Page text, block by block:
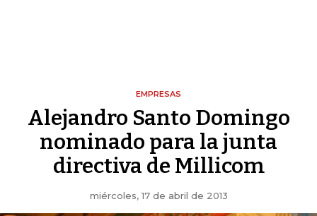
EMPRESAS
Alejandro Santo Domingo
nominado para la junta
directiva de Millicom
miércoles, 17 de abril de 2013